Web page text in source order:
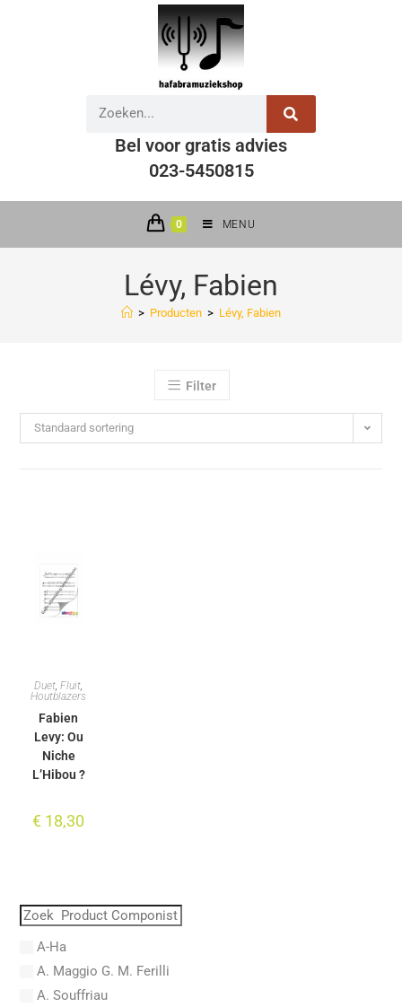
Bel voor gratis advies
023-5450815
0 MENU
Lévy, Fabien
> Producten > Lévy, Fabien
Filter
Standaard sortering
Duet,Fluit,
Houtblazers
Fabien
Levy: Ou
Niche
L’Hibou ?
€ 18,30
A-Ha
A. Maggio G. M. Ferilli
A. Souffriau